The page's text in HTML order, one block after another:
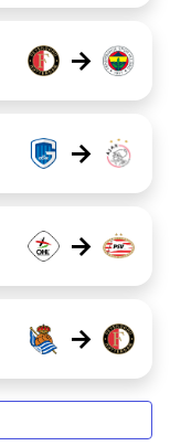
→
→
→
→